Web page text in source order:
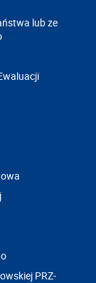
lub ze
PRZ-